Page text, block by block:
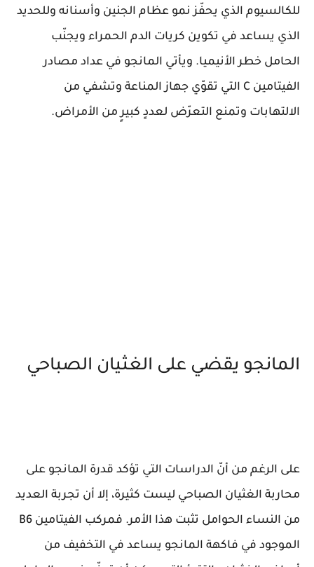
للكالسيوم الذي يحفّز نمو عظام الجنين وأسنانه وللحديد
الذي يساعد في تكوين كريات الدم الحمراء ويجنّب
الحامل خطر الأنيميا. ويأتي المانجو في عداد مصادر
الفيتامين C التي تقوّي جهاز المناعة وتشفي من
الالتهابات وتمنع التعرّض لعددٍ كبيرٍ من الأمراض.
المانجو يقضي على الغثيان الصباحي
على الرغم من أنّ الدراسات التي تؤكد قدرة المانجو على
محاربة الغثيان الصباحي ليست كثيرة، إلا أن تجربة العديد
من النساء الحوامل تثبت هذا الأمر. فمركب الفيتامين B6
الموجود في فاكهة المانجو يساعد في التخفيف من